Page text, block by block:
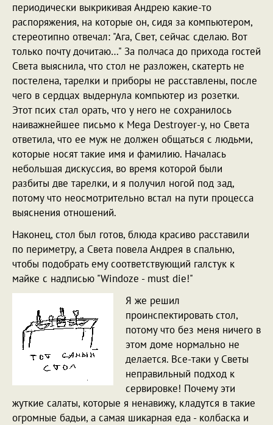
периодически выкрикивая Андрею какие-то
распоряжения, на которые он, сидя за компьютером,
стереотипно отвечал: "Ага, Свет, сейчас сделаю. Вот
только почту дочитаю…" За полчаса до прихода гостей
Света выяснила, что стол не разложен, скатерть не
постелена, тарелки и приборы не расставлены, после
чего в сердцах выдернула компьютер из розетки.
Этот псих стал орать, что у него не сохранилось
наиважнейшее письмо к Mega Destroyer-у, но Света
ответила, что ее муж не должен общаться с людьми,
которые носят такие имя и фамилию. Началась
небольшая дискуссия, во время которой были
разбиты две тарелки, и я получил ногой под зад,
потому что неосмотрительно встал на пути процесса
выяснения отношений.
Наконец, стол был готов, блюда красиво расставили
по периметру, а Света повела Андрея в спальню,
чтобы подобрать ему соответствующий галстук к
майке с надписью "Windoze - must die!"
Я же решил
проинспектировать стол,
потому что без меня ничего в
этом доме нормально не
делается. Все-таки у Светы
неправильный подход к
сервировке! Почему эти
жуткие салаты, которые я ненавижу, кладутся в такие
огромные бадьи, а самая шикарная еда - колбаска и